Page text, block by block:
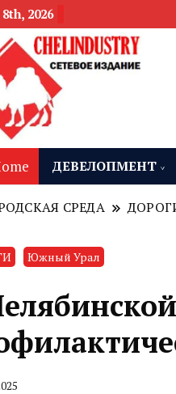
2026
ДЕВЕЛОПМЕНТ
СРЕДА
Южный Урал